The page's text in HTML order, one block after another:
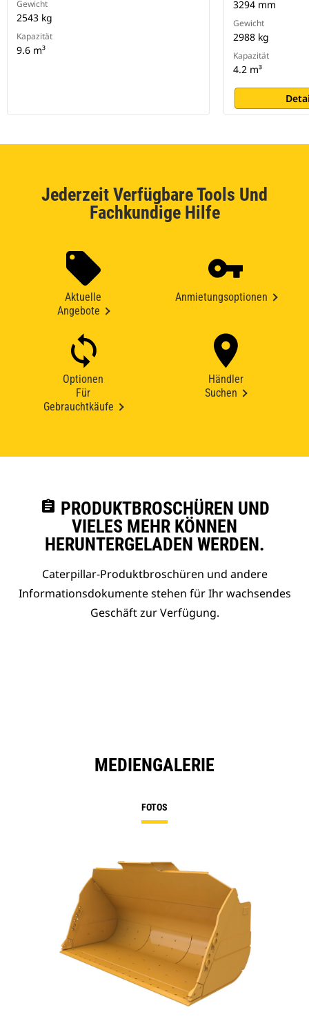
Gewicht
2543 kg
Kapazität
9.6 m³
3294 mm
Gewicht
2988 kg
Kapazität
4.2 m³
Jederzeit Verfügbare Tools Und
Fachkundige Hilfe
Aktuelle
Angebote
Anmietungsoptionen
Optionen
Für
Gebrauchtkäufe
Händler
Suchen
assignment PRODUKTBROSCHÜREN UND
VIELES MEHR KÖNNEN
HERUNTERGELADEN WERDEN.
Caterpillar-Produktbroschüren und andere
Informationsdokumente stehen für Ihr wachsendes
Geschäft zur Verfügung.
MEDIENGALERIE
FOTOS